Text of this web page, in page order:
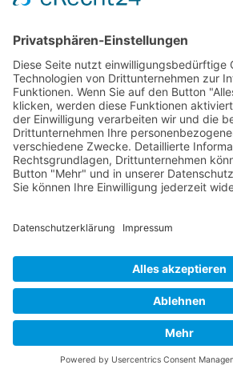
Versandinformationen
Verfügbarkeit/Verträglichkeit
Rechtliches
Widerrufsrecht und Widerrufsformular
Impressum
Datenschutzerklärung
Cookie-Einstellungen
AGB
Streitbeilegungsstelle
Vertrag widerrufen